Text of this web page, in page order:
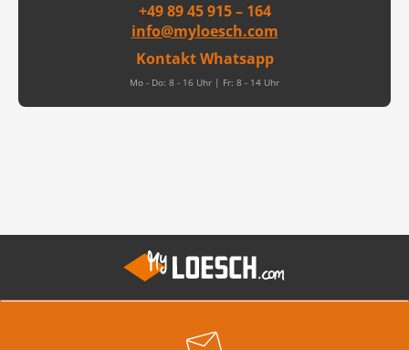
+49 89 45 915 – 164
info@myloesch.com
Kontakt Whatsapp
Mo - Do: 8 - 16 Uhr | Fr: 8 - 14 Uhr